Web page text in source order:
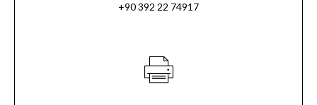
+90 392 22 74917